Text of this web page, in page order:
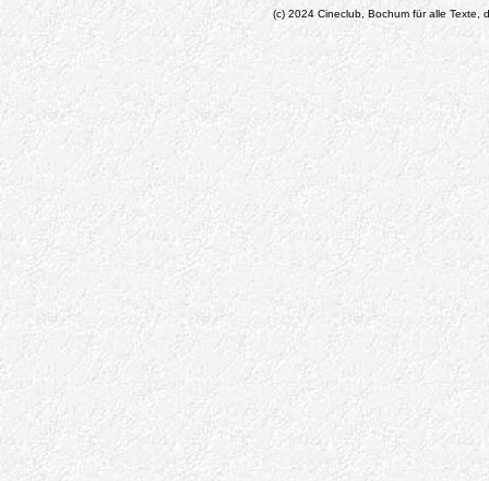
(c) 2024 Cineclub, Bochum für alle Texte,